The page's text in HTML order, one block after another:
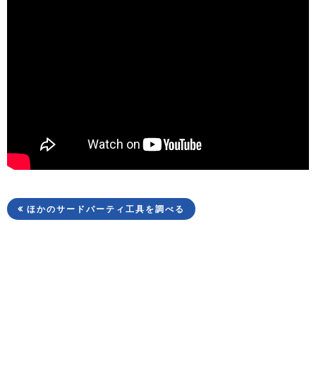
ほかのサードパーティ工具を調べる